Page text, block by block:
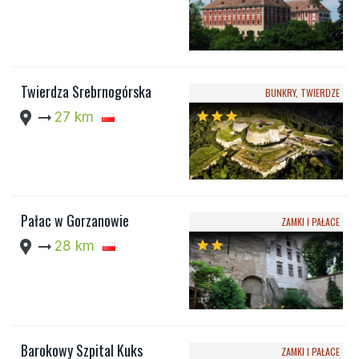
Twierdza Srebrnogórska
location_pin arrow_right_alt 27 km
BUNKRY, TWIERDZE
starstarstar
Pałac w Gorzanowie
location_pin arrow_right_alt 28 km
ZAMKI I PAŁACE
starstar
Barokowy Szpital Kuks ZAMKI I PAŁACE